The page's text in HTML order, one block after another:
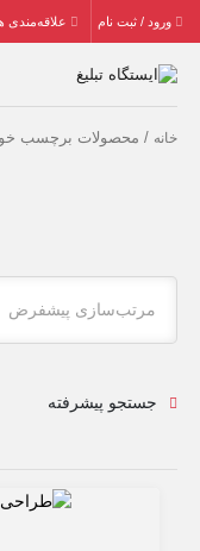
ورود / ثبت نام علاقه‌مندی
خانه / محصولات برچسب
مرتب‌سازی پیشفرض
جستجو پیشرفته